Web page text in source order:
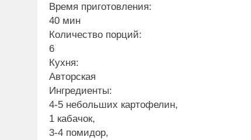
Время приготовления:
40 мин
Количество порций:
6
Кухня:
Авторская
Ингредиенты:
4-5 небольших картофелин,
1 кабачок,
3-4 помидор,